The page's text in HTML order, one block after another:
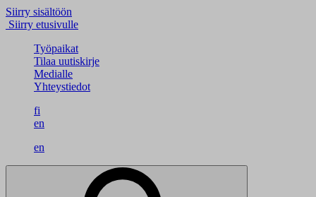
Siirry sisältöön
Siirry etusivulle
Työpaikat
Tilaa uutiskirje
Medialle
Yhteystiedot
fi
en
en